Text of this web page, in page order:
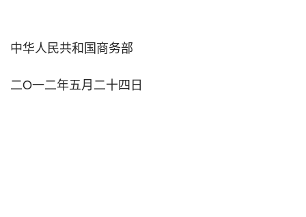
中华人民共和国商务部
二O一二年五月二十四日